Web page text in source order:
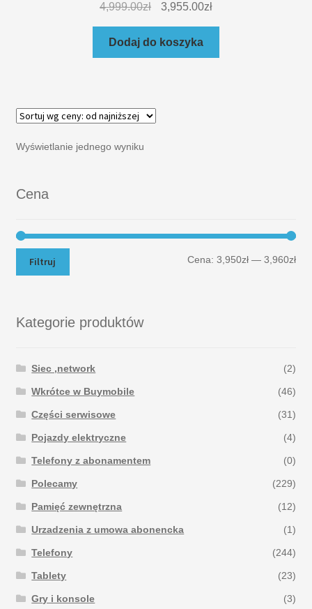
4,999.00zł 3,955.00zł
Dodaj do koszyka
Wyświetlanie jednego wyniku
Cena
Filtruj Cena:3,950zł —3,960zł
Kategorie produktów
Siec ,network (2)
Wkrótce w Buymobile (46)
Części serwisowe (31)
Pojazdy elektryczne (4)
Telefony z abonamentem (0)
Polecamy (229)
Pamięć zewnętrzna (12)
Urzadzenia z umowa abonencka (1)
Telefony (244)
Tablety (23)
Gry i konsole (3)